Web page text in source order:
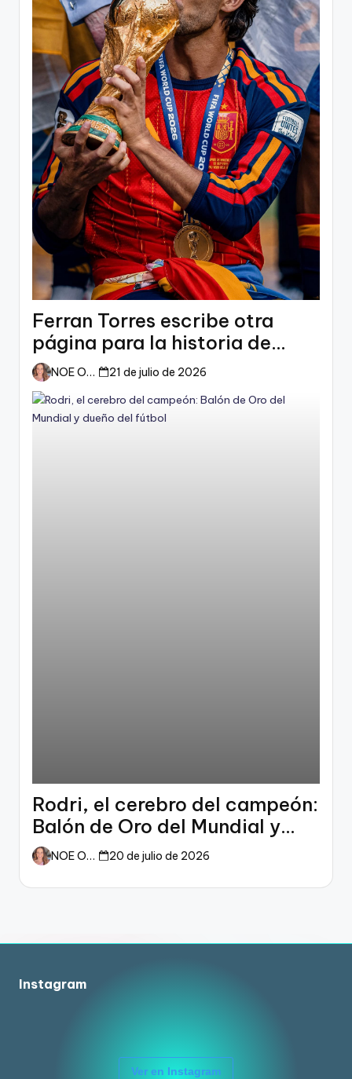
Ferran Torres escribe otra
página para la historia de
España
NOE ORTIZ 21 de julio de 2026
Rodri, el cerebro del campeón:
Balón de Oro del Mundial y
dueño del fútbol
NOE ORTIZ 20 de julio de 2026
Instagram
Ver en Instagram